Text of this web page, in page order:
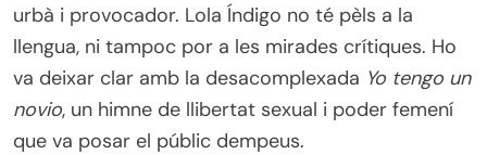
urbà i provocador. Lola Índigo no té pèls a la
llengua, ni tampoc por a les mirades crítiques. Ho
va deixar clar amb la desacomplexada Yo tengo un
novio, un himne de llibertat sexual i poder femení
que va posar el públic dempeus.